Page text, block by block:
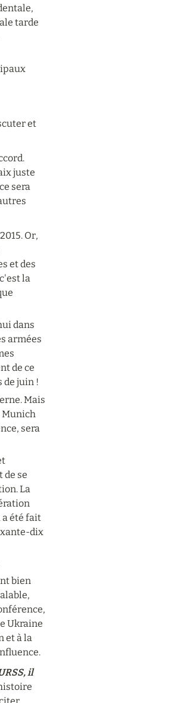
tarde
et
juste
sera
Or,
et des
la
dans
armées
de ce
de juin !
Mais
Munich
sera
se
La
a été fait
dix
bien
Ukraine
et à la
il